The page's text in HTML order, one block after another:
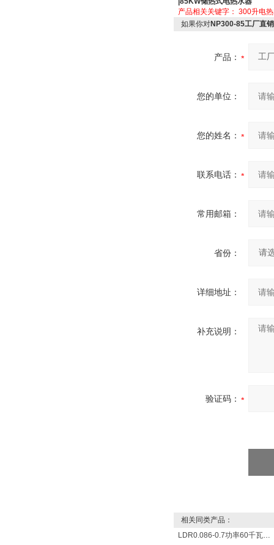
产品相关关键字： 300升电
如果你对NP300-85工厂直
产品：
您的单位：
您的姓名：
联系电话：
常用邮箱：
省份：
详细地址：
补充说明：
验证码：
相关同类产品：
LDR0.086-0.7功率60千瓦蒸发量86公斤/小时电锅炉